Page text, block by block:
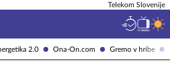
2.0 Ona-On.com Gremo v hribe
Telekom Slovenije